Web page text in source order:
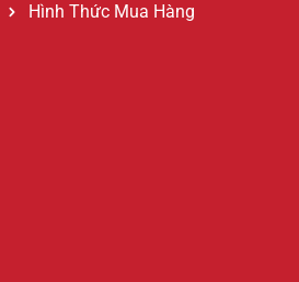
Hình Thức Mua Hàng